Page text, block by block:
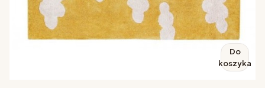
Do
koszyka